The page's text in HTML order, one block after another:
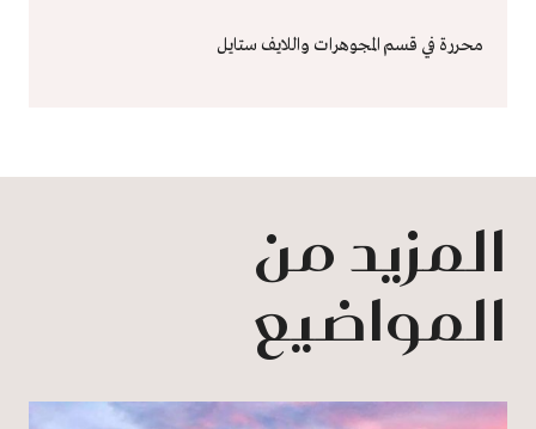
محررة في قسم المجوهرات واللايف ستايل
المزيد من
المواضيع